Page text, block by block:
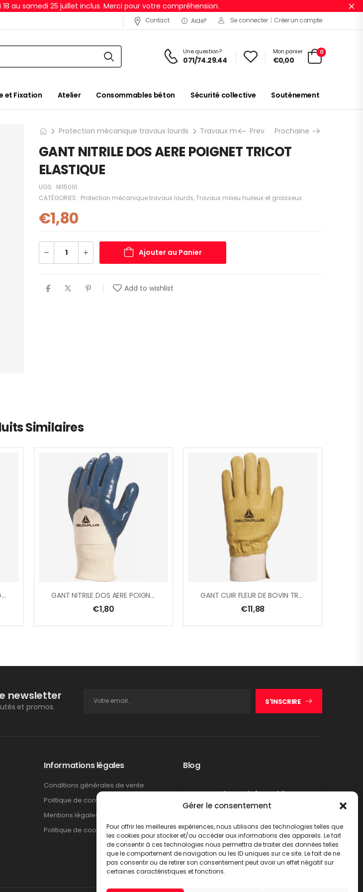
Gérer le consentement
Pour offrir les meilleures expériences, nous utilisons des technologies telles que
les cookies pour stocker et/ou accéder aux informations des appareils. Le fait
de consentir à ces technologies nous permettra de traiter des données telles
que le comportement de navigation ou les ID uniques sur ce site. Le fait de ne
pas consentir ou de retirer son consentement peut avoir un effet négatif sur
certaines caractéristiques et fonctions.
au samedi 25 juillet inclus. Merci pour votre compréhension.
Contact Aide? Se connecter | Créer un compte
Une question?
071/74.29.44
Mon panier
€0,00
0
et Fixation Atelier Consommables béton Sécurité collective Soutènement
Protection mécanique travaux lourds Travaux milieu huileux et graisseux
Prev Prochaine
GANT NITRILE DOS AERE POIGNET TRICOT
ELASTIQUE
UGS : NI15010
CATÉGORIES : Protection mécanique travaux lourds,Travaux milieu huileux et graisseux
€1,80
Ajouter au Panier
Add to wishlist
Similaires
GANT FLEUR BOVIN HYDROFUGE – RENFORT PAUME, POUCE & METACARPE GANT NITRILE DOS AERE POIGNET TRICOT ELASTIQUE
€1,80
GANT CUIR FLEUR DE BOVIN TRAITE HYDROFUGE.
€11,88
newsletter
et promos.
S'INSCRIRE
Informations légales
Conditions générales de vente
Politique de confidentialité
Mentions légales
Politique de cookies
Blog
Rappel produit Makita –
Pompe à graisse DGP180
LIRE PLUS